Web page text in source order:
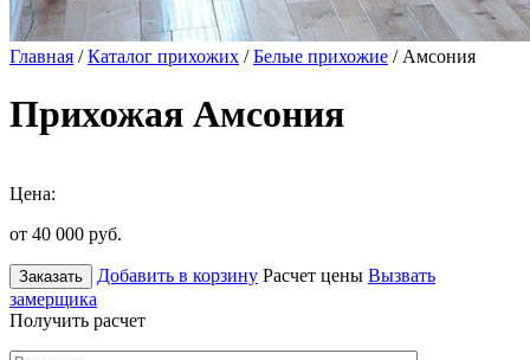
Главная /Каталог прихожих /Белые прихожие / Амсония
Прихожая Амсония
Цена:
от 40 000 руб.
Заказать Добавить в корзину Расчет цены Вызвать
замерщика
Получить расчет